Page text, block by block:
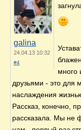
galina
24.04.13 10:32
#4
много
друзьями - это для
наслаждения
Рассказ, конечно,
рассказала. Мы не